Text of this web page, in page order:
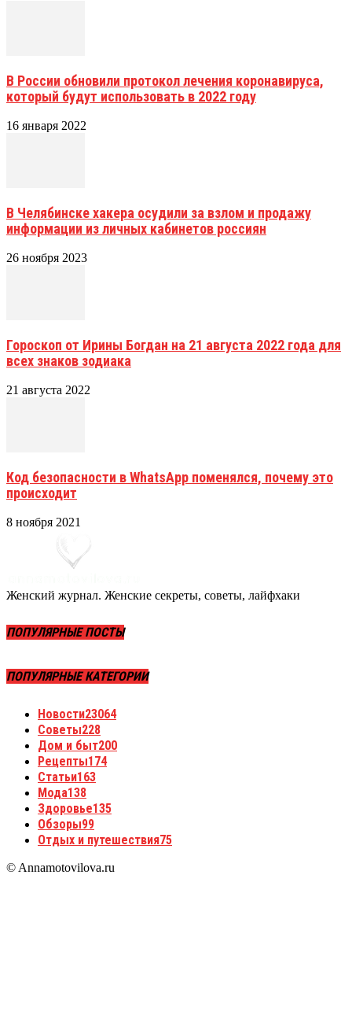
В России обновили протокол лечения коронавируса,
который будут использовать в 2022 году
16 января 2022
В Челябинске хакера осудили за взлом и продажу
информации из личных кабинетов россиян
26 ноября 2023
Гороскоп от Ирины Богдан на 21 августа 2022 года для
всех знаков зодиака
21 августа 2022
Код безопасности в WhatsApp поменялся, почему это
происходит
8 ноября 2021
Женский журнал. Женские секреты, советы, лайфхаки
ПОПУЛЯРНЫЕ ПОСТЫ
ПОПУЛЯРНЫЕ КАТЕГОРИИ
Новости23064
Советы228
Дом и быт200
Рецепты174
Статьи163
Мода138
Здоровье135
Обзоры99
Отдых и путешествия75
© Annamotovilova.ru